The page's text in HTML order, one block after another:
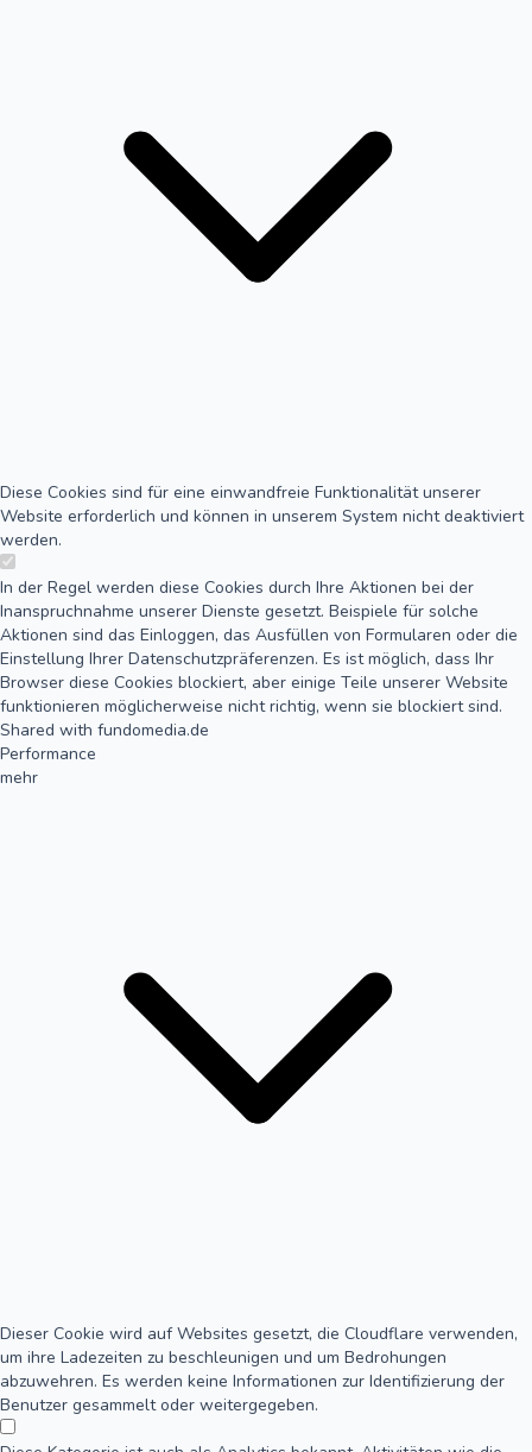
Diese Cookies sind für eine einwandfreie Funktionalität unserer
Website erforderlich und können in unserem System nicht deaktiviert
werden.
In der Regel werden diese Cookies durch Ihre Aktionen bei der
Inanspruchnahme unserer Dienste gesetzt. Beispiele für solche
Aktionen sind das Einloggen, das Ausfüllen von Formularen oder die
Einstellung Ihrer Datenschutzpräferenzen. Es ist möglich, dass Ihr
Browser diese Cookies blockiert, aber einige Teile unserer Website
funktionieren möglicherweise nicht richtig, wenn sie blockiert sind.
Shared with fundomedia.de
Performance
mehr
Dieser Cookie wird auf Websites gesetzt, die Cloudflare verwenden,
um ihre Ladezeiten zu beschleunigen und um Bedrohungen
abzuwehren. Es werden keine Informationen zur Identifizierung der
Benutzer gesammelt oder weitergegeben.